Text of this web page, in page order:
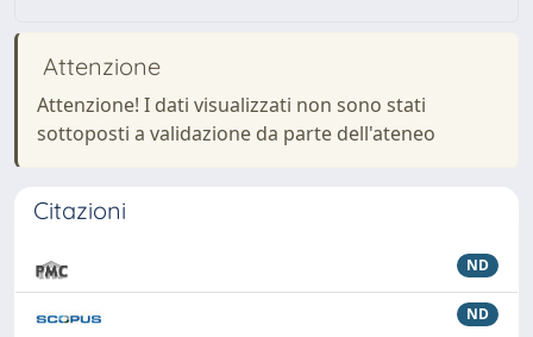
Attenzione
Attenzione! I dati visualizzati non sono stati
sottoposti a validazione da parte dell'ateneo
Citazioni
ND
ND